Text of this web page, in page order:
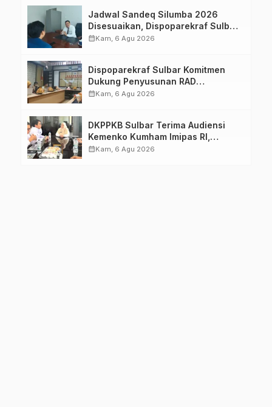
Jadwal Sandeq Silumba 2026
Disesuaikan, Dispoparekraf Sulbar
Pastikan Persiapan Tetap
calendar_monthKam, 6 Agu 2026
Dispoparekraf Sulbar Komitmen
Dukung Penyusunan RAD
TPB/SDGs Sulawesi Barat
calendar_monthKam, 6 Agu 2026
DKPPKB Sulbar Terima Audiensi
Kemenko Kumham Imipas RI,
Perkuat Pelayanan Kesehatan bagi
calendar_monthKam, 6 Agu 2026